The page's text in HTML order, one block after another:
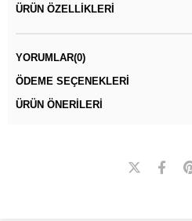
ÜRÜN ÖZELLIKLERI
YORUMLAR(0)
ÖDEME SEÇENEKLERI
ÜRÜN ÖNERILERI